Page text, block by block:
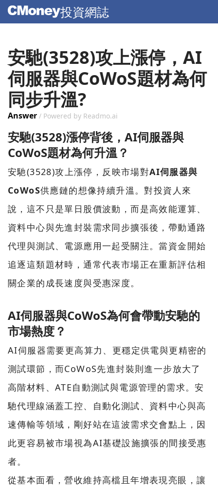
投資網誌
安馳(3528)攻上漲停，AI
伺服器與CoWoS題材為何
同步升溫?
Answer / Powered by Readmo.ai
安馳(3528)漲停背後，AI伺服器與
CoWoS題材為何升溫？
安馳(3528)攻上漲停，反映市場對AI伺服器與
CoWoS供應鏈的想像持續升溫。對投資人來
說，這不只是單日股價波動，而是高效能運算、
資料中心與先進封裝需求同步擴張後，帶動通路
代理與測試、電源應用一起受關注。當資金開始
追逐這類題材時，通常代表市場正在重新評估相
關企業的成長速度與受惠深度。
AI伺服器與CoWoS為何會帶動安馳的
市場熱度？
AI伺服器需要更高算力、更穩定供電與更精密的
測試環節，而CoWoS先進封裝則進一步放大了
高階材料、ATE自動測試與電源管理的需求。安
馳代理線涵蓋工控、自動化測試、資料中心與高
速傳輸等領域，剛好站在這波需求交會點上，因
此更容易被市場視為AI基礎設施擴張的間接受惠
者。
從基本面看，營收維持高檔且年增表現亮眼，讓